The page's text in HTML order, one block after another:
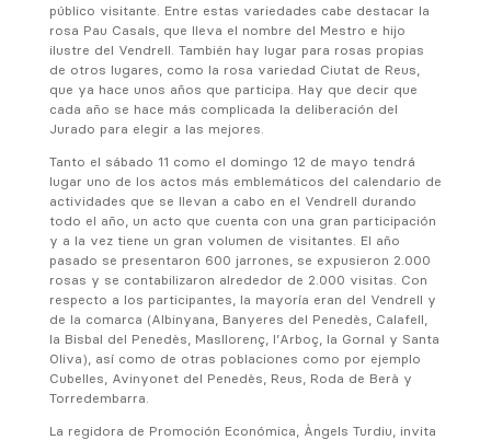
público visitante. Entre estas variedades cabe destacar la
rosa Pau Casals, que lleva el nombre del Mestro e hijo
ilustre del Vendrell. También hay lugar para rosas propias
de otros lugares, como la rosa variedad Ciutat de Reus,
que ya hace unos años que participa. Hay que decir que
cada año se hace más complicada la deliberación del
Jurado para elegir a las mejores.
Tanto el sábado 11 como el domingo 12 de mayo tendrá
lugar uno de los actos más emblemáticos del calendario de
actividades que se llevan a cabo en el Vendrell durando
todo el año, un acto que cuenta con una gran participación
y a la vez tiene un gran volumen de visitantes. El año
pasado se presentaron 600 jarrones, se expusieron 2.000
rosas y se contabilizaron alrededor de 2.000 visitas. Con
respecto a los participantes, la mayoría eran del Vendrell y
de la comarca (Albinyana, Banyeres del Penedès, Calafell,
la Bisbal del Penedès, Masllorenç, l’Arboç, la Gornal y Santa
Oliva), así como de otras poblaciones como por ejemplo
Cubelles, Avinyonet del Penedès, Reus, Roda de Berà y
Torredembarra.
La regidora de Promoción Económica, Àngels Turdiu, invita